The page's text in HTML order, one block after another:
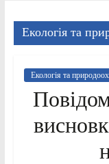
Екологія та
Екологія та